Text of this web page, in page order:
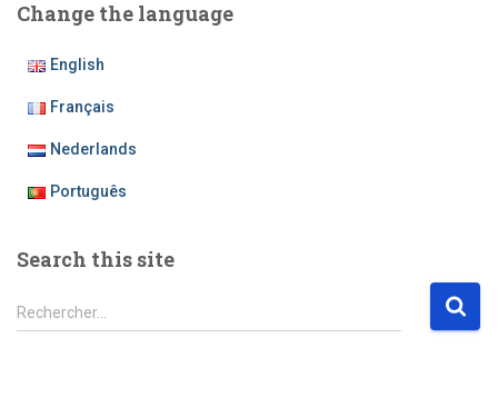
Change the language
English
Français
Nederlands
Português
Search this site
R
e
Rechercher…